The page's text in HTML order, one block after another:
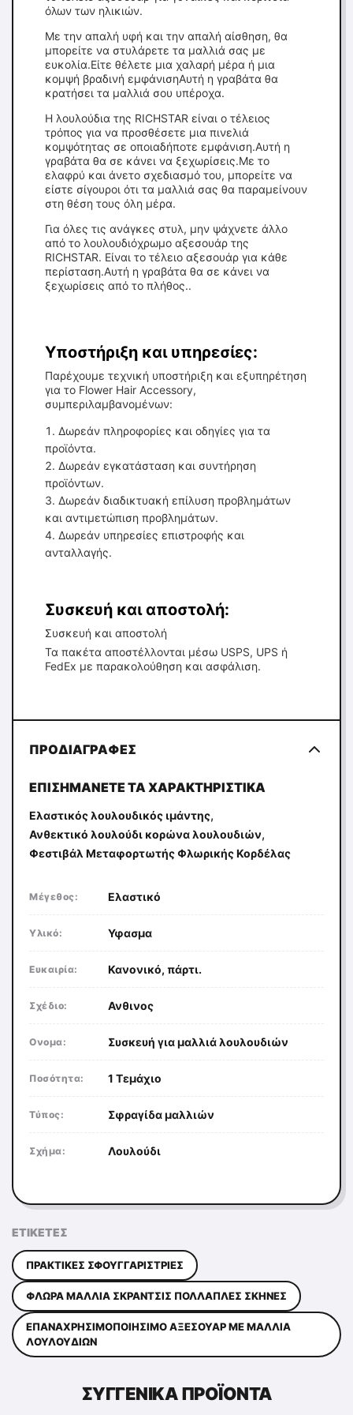
όλων των ηλικιών.
Με την απαλή υφή και την απαλή αίσθηση, θα
μπορείτε να στυλάρετε τα μαλλιά σας με
ευκολία.Είτε θέλετε μια χαλαρή μέρα ή μια
κομψή βραδινή εμφάνισηΑυτή η γραβάτα θα
κρατήσει τα μαλλιά σου υπέροχα.
Η λουλούδια της RICHSTAR είναι ο τέλειος
τρόπος για να προσθέσετε μια πινελιά
κομψότητας σε οποιαδήποτε εμφάνιση.Αυτή η
γραβάτα θα σε κάνει να ξεχωρίσεις.Με το
ελαφρύ και άνετο σχεδιασμό του, μπορείτε να
είστε σίγουροι ότι τα μαλλιά σας θα παραμείνουν
στη θέση τους όλη μέρα.
Για όλες τις ανάγκες στυλ, μην ψάχνετε άλλο
από το λουλουδιόχρωμο αξεσουάρ της
RICHSTAR. Είναι το τέλειο αξεσουάρ για κάθε
περίσταση.Αυτή η γραβάτα θα σε κάνει να
ξεχωρίσεις από το πλήθος..
Υποστήριξη και υπηρεσίες:
Παρέχουμε τεχνική υποστήριξη και εξυπηρέτηση
για το Flower Hair Accessory,
συμπεριλαμβανομένων:
Δωρεάν πληροφορίες και οδηγίες για τα
προϊόντα.
Δωρεάν εγκατάσταση και συντήρηση
προϊόντων.
Δωρεάν διαδικτυακή επίλυση προβλημάτων
και αντιμετώπιση προβλημάτων.
Δωρεάν υπηρεσίες επιστροφής και
ανταλλαγής.
Συσκευή και αποστολή:
Συσκευή και αποστολή
Τα πακέτα αποστέλλονται μέσω USPS, UPS ή
FedEx με παρακολούθηση και ασφάλιση.
ΠΡΟΔΙΑΓΡΑΦΈΣ
ΕΠΙΣΗΜΆΝΕΤΕ ΤΑ ΧΑΡΑΚΤΗΡΙΣΤΙΚΆ
Ελαστικός λουλουδικός ιμάντης,
Ανθεκτικό λουλούδι κορώνα λουλουδιών,
Φεστιβάλ Μεταφορτωτής Φλωρικής Κορδέλας
Μέγεθος: Ελαστικό
Υλικό: Υφασμα
Ευκαιρία: Κανονικό, πάρτι.
Σχέδιο: Ανθινος
Ονομα: Συσκευή για μαλλιά λουλουδιών
Ποσότητα: 1 Τεμάχιο
Τύπος: Σφραγίδα μαλλιών
Σχήμα: Λουλούδι
ΕΤΙΚΈΤΕΣ
ΠΡΑΚΤΙΚΈΣ ΣΦΟΥΓΓΑΡΊΣΤΡΙΕΣ
ΦΛΩΡΆ ΜΑΛΛΙΆ ΣΚΡΆΝΤΣΙΣ ΠΟΛΛΑΠΛΈΣ ΣΚΗΝΈΣ
ΕΠΑΝΑΧΡΗΣΙΜΟΠΟΙΉΣΙΜΟ ΑΞΕΣΟΥΆΡ ΜΕ ΜΑΛΛΙΆ
ΛΟΥΛΟΥΔΙΏΝ
ΣΥΓΓΕΝΙΚΆ ΠΡΟΪΌΝΤΑ